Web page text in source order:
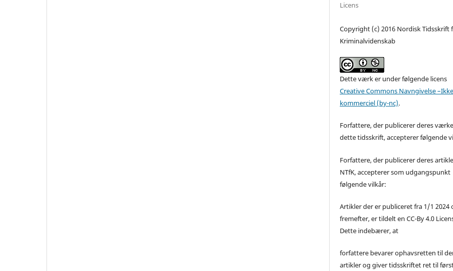
Licens
Copyright (c) 2016 Nordisk Tidsskrift
Kriminalvidenskab
Dette værk er under følgende licens
Creative Commons Navngivelse
kommerciel (by-nc).
Forfattere, der publicerer deres
dette tidsskrift, accepterer følgende
Forfattere, der publicerer deres
NTfK, accepterer som udgangspunkt
følgende vilkår:
Artikler der er publiceret fra 1/1 2024
fremefter, er tildelt en CC-By 4.0
Dette indebærer, at
forfattere bevarer ophavsretten til
artikler og giver tidsskriftet ret til